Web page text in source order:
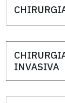
INVASIVA